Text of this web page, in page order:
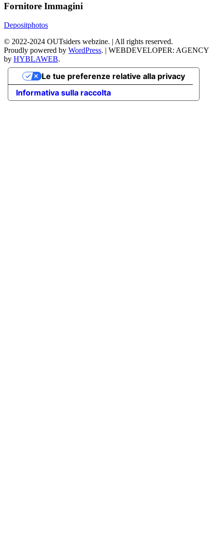
Fornitore Immagini
Depositphotos
© 2022-2024 OUTsiders webzine. | All rights reserved.
Proudly powered by WordPress. | WEBDEVELOPER: AGENCY
by HYBLAWEB.
Informativa sulla raccolta
Le tue preferenze relative alla privacy